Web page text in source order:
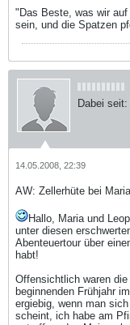
"Das Beste, was wir
sein, und die Spatzen
Dabei seit:
14.05.2008, 22:39
AW: Zellerhüte bei
Hallo, Maria und
unter diesen
Abenteuertour über
habt!
Offensichtlich waren
beginnenden Frühjahr
ergiebig, wenn man
scheint, ich habe am